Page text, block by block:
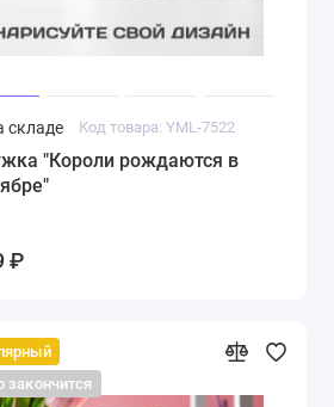
складе Код товара: YML-7522
"Короли рождаются в
₽
закончится